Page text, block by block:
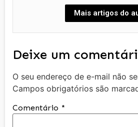
Mais artigos do
Deixe um
O seu endereço de e-mail não
Campos obrigatórios são
Comentário *